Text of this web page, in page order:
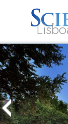
L. Ron
Hubbard
O